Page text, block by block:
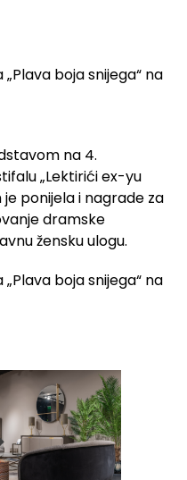
na 4.
„Lektirići ex-yu
je ponijela i nagrade za
dramske
žensku ulogu.